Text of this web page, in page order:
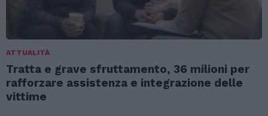
ATTUALITÀ
Tratta e grave sfruttamento, 36 milioni per
rafforzare assistenza e integrazione delle
vittime